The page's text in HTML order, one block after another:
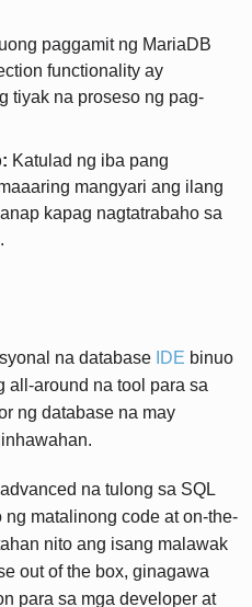
paggamit ng MariaDB
functionality ay
tiyak na proseso ng pag-
Katulad ng iba pang
mangyari ang ilang
kapag nagtatrabaho sa
na database IDE binuo
all-around na tool para sa
ng database na may
na tulong sa SQL
matalinong code at on-the-
nito ang isang malawak
out of the box, ginagawa
para sa mga developer at